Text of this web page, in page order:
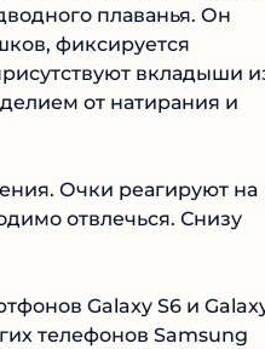
плаванья. Он
фиксируется
вкладыши
от натирания и
Очки реагируют на
отвлечься. Снизу
Galaxy S6 и
телефонов Samsung